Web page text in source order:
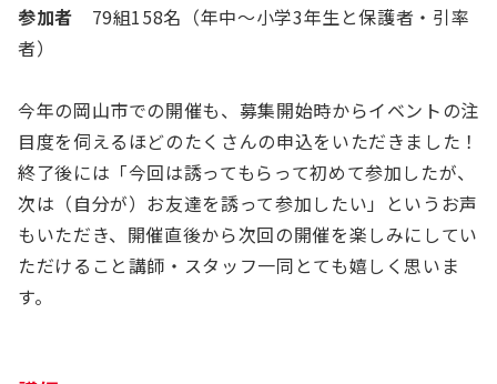
参加者 79組158名（年中～小学3年生と保護者・引率
者）
今年の岡山市での開催も、募集開始時からイベントの注
目度を伺えるほどのたくさんの申込をいただきました！
終了後には「今回は誘ってもらって初めて参加したが、
次は（自分が）お友達を誘って参加したい」というお声
もいただき、開催直後から次回の開催を楽しみにしてい
ただけること講師・スタッフ一同とても嬉しく思いま
す。